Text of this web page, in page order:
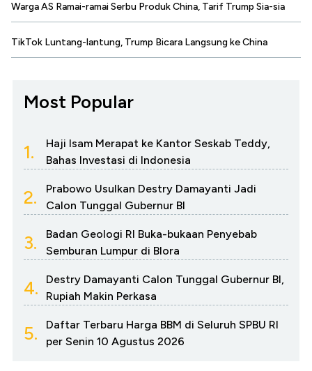
Warga AS Ramai-ramai Serbu Produk China, Tarif Trump Sia-sia
TikTok Luntang-lantung, Trump Bicara Langsung ke China
Most Popular
1.
Haji Isam Merapat ke Kantor Seskab Teddy,
Bahas Investasi di Indonesia
2.
Prabowo Usulkan Destry Damayanti Jadi
Calon Tunggal Gubernur BI
3.
Badan Geologi RI Buka-bukaan Penyebab
Semburan Lumpur di Blora
4.
Destry Damayanti Calon Tunggal Gubernur BI,
Rupiah Makin Perkasa
5.
Daftar Terbaru Harga BBM di Seluruh SPBU RI
per Senin 10 Agustus 2026